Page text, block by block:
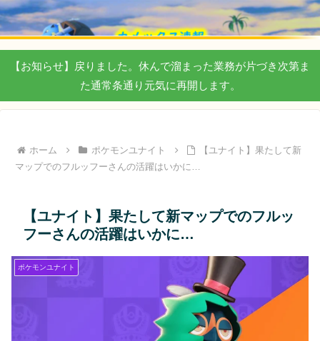
【お知らせ】戻りました。休んで溜まった業務が片づき次第ま
た通常条通り元気に再開します。
ホーム ポケモンユナイト
【ユナイト】果たして新
マップでのフルッフーさんの活躍はいかに…
【ユナイト】果たして新マップでのフルッ
フーさんの活躍はいかに…
ポケモンユナイト